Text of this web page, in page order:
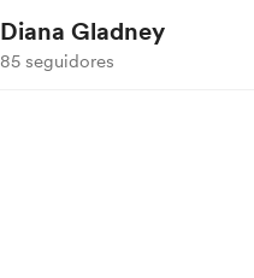
Diana Gladney
85 seguidores